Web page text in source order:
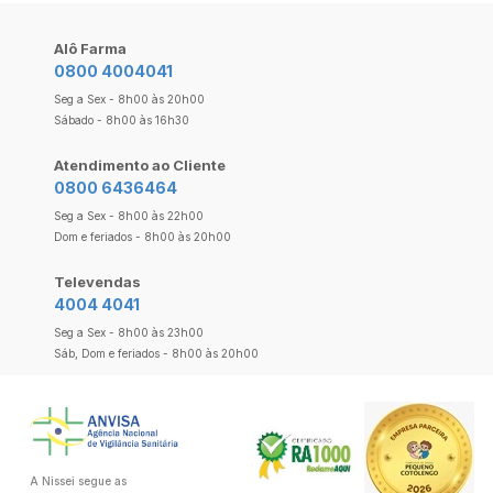
Alô Farma
0800 4004041
Seg a Sex - 8h00 às 20h00
Sábado - 8h00 às 16h30
Atendimento ao Cliente
0800 6436464
Seg a Sex - 8h00 às 22h00
Dom e feriados - 8h00 às 20h00
Televendas
4004 4041
Seg a Sex - 8h00 às 23h00
Sáb, Dom e feriados - 8h00 às 20h00
A Nissei segue as